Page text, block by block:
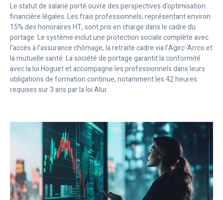
Le statut de salarié porté ouvre des perspectives d’optimisation
financière légales. Les frais professionnels, représentant environ
15% des honoraires HT, sont pris en charge dans le cadre du
portage. Le système inclut une protection sociale complète avec
l’accès à l’assurance chômage, la retraite cadre via l’Agirc-Arrco et
la mutuelle santé. La société de portage garantit la conformité
avec la loi Hoguet et accompagne les professionnels dans leurs
obligations de formation continue, notamment les 42 heures
requises sur 3 ans par la loi Alur.